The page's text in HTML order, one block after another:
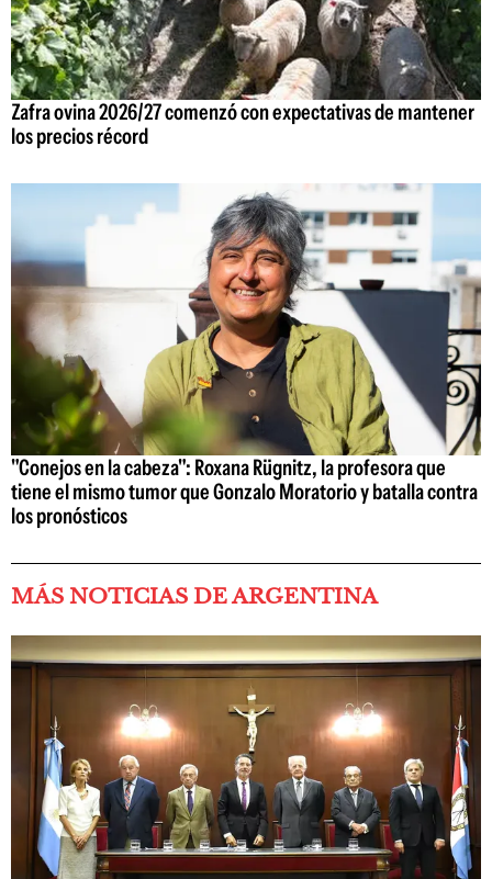
Zafra ovina 2026/27 comenzó con expectativas de mantener
los precios récord
"Conejos en la cabeza": Roxana Rügnitz, la profesora que
tiene el mismo tumor que Gonzalo Moratorio y batalla contra
los pronósticos
MÁS NOTICIAS DE ARGENTINA